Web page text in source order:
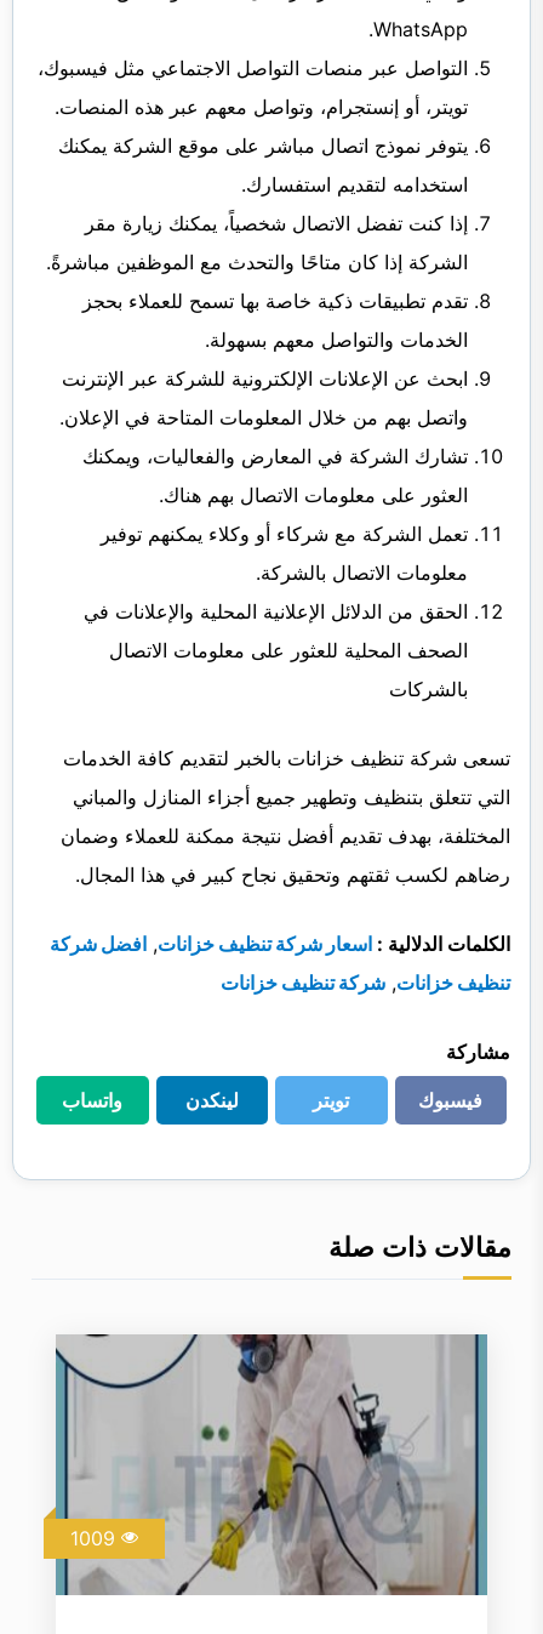
WhatsApp.
التواصل عبر منصات التواصل الاجتماعي مثل فيسبوك،
تويتر، أو إنستجرام، وتواصل معهم عبر هذه المنصات.
يتوفر نموذج اتصال مباشر على موقع الشركة يمكنك
استخدامه لتقديم استفسارك.
إذا كنت تفضل الاتصال شخصياً، يمكنك زيارة مقر
الشركة إذا كان متاحًا والتحدث مع الموظفين مباشرةً.
تقدم تطبيقات ذكية خاصة بها تسمح للعملاء بحجز
الخدمات والتواصل معهم بسهولة.
ابحث عن الإعلانات الإلكترونية للشركة عبر الإنترنت
واتصل بهم من خلال المعلومات المتاحة في الإعلان.
تشارك الشركة في المعارض والفعاليات، ويمكنك
العثور على معلومات الاتصال بهم هناك.
تعمل الشركة مع شركاء أو وكلاء يمكنهم توفير
معلومات الاتصال بالشركة.
الحقق من الدلائل الإعلانية المحلية والإعلانات في
الصحف المحلية للعثور على معلومات الاتصال
بالشركات
تسعى شركة تنظيف خزانات بالخبر لتقديم كافة الخدمات
التي تتعلق بتنظيف وتطهير جميع أجزاء المنازل والمباني
المختلفة، بهدف تقديم أفضل نتيجة ممكنة للعملاء وضمان
رضاهم لكسب ثقتهم وتحقيق نجاح كبير في هذا المجال.
الكلمات الدلالية : اسعار شركة تنظيف خزانات, افضل شركة
تنظيف خزانات, شركة تنظيف خزانات
مشاركة
فيسبوك
فيسبوك
تويتر
تويتر
لينكدن
لينكدن
واتساب
واتساب
مقالات ذات صلة